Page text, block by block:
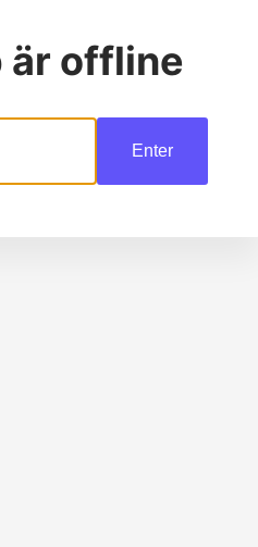
är offline
Enter